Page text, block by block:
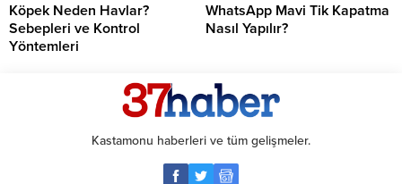
Köpek Neden Havlar?
Sebepleri ve Kontrol
Yöntemleri
WhatsApp Mavi Tik Kapatma
Nasıl Yapılır?
Kastamonu haberleri ve tüm gelişmeler.